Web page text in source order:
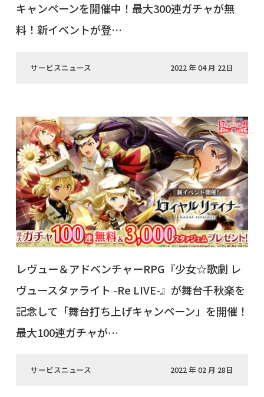
キャンペーンを開催中！最大300連ガチャが無
料！新イベントが登…
サービスニュース 2022 年 04 月 22日
レヴュー＆アドベンチャーRPG『少女☆歌劇 レ
ヴュースタァライト -Re LIVE-』が舞台千秋楽を
記念して「舞台打ち上げキャンペーン」を開催！
最大100連ガチャが…
サービスニュース 2022 年 02 月 28日